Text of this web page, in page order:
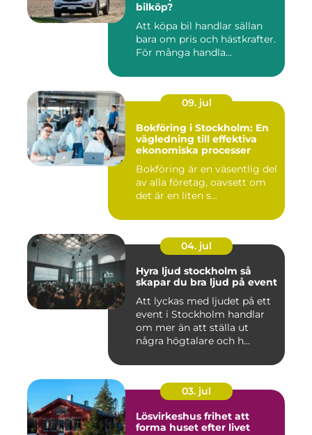
bilköp?
Att köpa bil handlar sällan
bara om pris och hästkrafter.
För många handla...
09. jul
Bokföring i Stockholm: En
vägledning till effektiva
ekonomiska processer
Bokföring är en väsentlig del
av alla företag, oavsett om
det är en liten s...
04. jul
Hyra ljud stockholm så
skapar du bra ljud på event
Att lyckas med ljudet på ett
event i Stockholm handlar
om mer än att ställa ut
några högtalare och h...
03. jul
Lösvirkeshus frihet att
forma huset efter livet